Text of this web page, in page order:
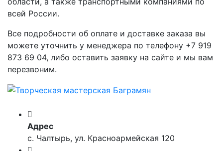
всей России.
Все подробности об оплате и доставке заказа вы
можете уточнить у менеджера по телефону +7 919
873 69 04, либо оставить заявку на сайте и мы вам
перезвоним.
Адрес
с. Чалтырь, ул. Красноармейская 120